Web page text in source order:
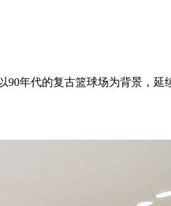
年代的复古篮球场为背景，延